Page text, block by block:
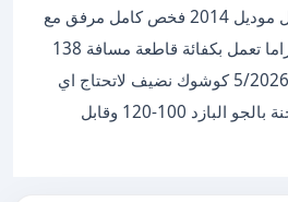
فيات 500 كهربائية بالكامل موديل 2014 فخص كامل مرفق مع
الصور فل كامل فتحة بانوراما تعمل بكفائة قاطعة مسافة 138
الف كيلو مرخصة ل شهر 5/2026 كوشوك نضيف لاتحتاج اي
صيانة soh57 تقطع بالشحنة بالجو البازد 100-120 وقابل